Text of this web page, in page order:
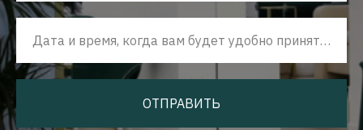
Дата и время, когда вам будет удобно принять наш звонок
ОТПРАВИТЬ